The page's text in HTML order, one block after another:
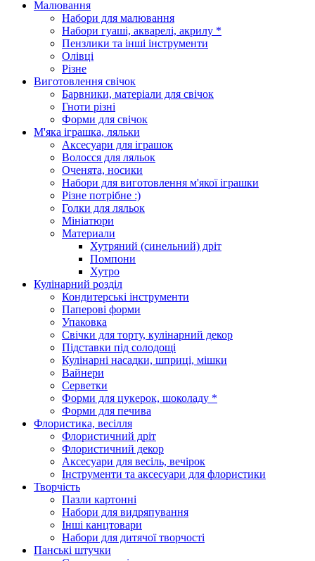
Малювання
Набори для малювання
Набори гуаші, акварелі, акрилу *
Пензлики та інші інструменти
Олівці
Різне
Виготовлення свічок
Барвники, матеріали для свічок
Гноти різні
Форми для свічок
М'яка іграшка, ляльки
Аксесуари для іграшок
Волосся для ляльок
Оченята, носики
Набори для виготовлення м'якої іграшки
Різне потрібне :)
Голки для ляльок
Мініатюри
Материали
Хутряний (синельний) дріт
Помпони
Хутро
Кулінарний розділ
Кондитерські інструменти
Паперові форми
Упаковка
Свічки для торту, кулінарний декор
Підставки під солодощі
Кулінарні насадки, шприці, мішки
Вайнери
Серветки
Форми для цукерок, шоколаду *
Форми для печива
Флористика, весілля
Флористичний дріт
Флористичний декор
Аксесуари для весіль, вечірок
Інструменти та аксесуари для флористики
Творчість
Пазли картонні
Набори для видряпування
Інші канцтовари
Набори для дитячої творчості
Панські штучки